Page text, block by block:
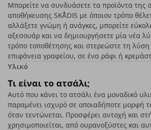
Μπορείτε να συνδυάσετε τα προϊόντα της
αποθήκευσης SKÅDIS με όποιον τρόπο
αλλάξετε γνώμη ή ανάγκες, μπορείτε
αξεσουάρ και να δημιουργήσετε μία νέα
τρόπο τοποθέτησης και στερεώστε τη
επιφάνεια γραφείου, σε ένα ράφι ή
Υλικό
Τι είναι το ατσάλι;
Αυτό που κάνει το ατσάλι ένα μοναδικό
παραμένει ισχυρό σε οποιαδήποτε μορφή
όταν τεντώνεται. Προσφέρει αντοχή και
χρησιμοποιείται, από ουρανοξύστες και